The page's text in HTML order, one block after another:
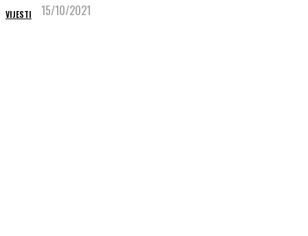
VIJESTI 15/10/2021